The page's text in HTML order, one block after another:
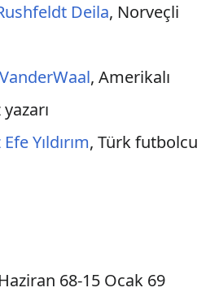
Deila, Norveçli
, Amerikalı
Yıldırım, Türk futbolcu
68-15 Ocak 69